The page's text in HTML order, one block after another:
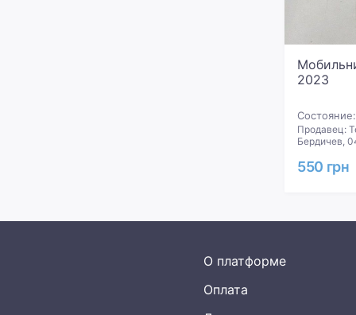
2023
Состояние:
Продавец:
Бердичев,
550 грн
О платформе
Оплата